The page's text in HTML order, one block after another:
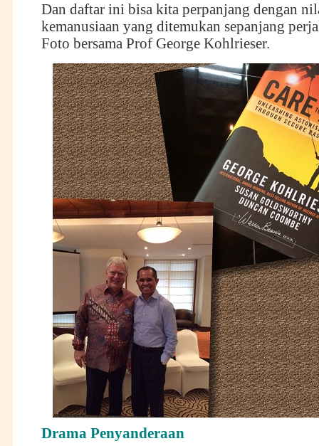
Dan daftar ini bisa kita perpanjang dengan
kemanusiaan yang ditemukan sepanjang
Foto bersama Prof George Kohlrieser.
Drama Penyanderaan